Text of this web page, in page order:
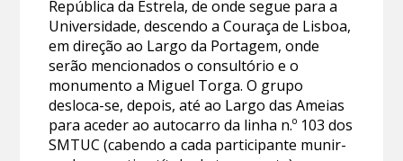
República da Estrela, de onde segue para a
Universidade, descendo a Couraça de Lisboa,
em direção ao Largo da Portagem, onde
serão mencionados o consultório e o
monumento a Miguel Torga. O grupo
desloca-se, depois, até ao Largo das Ameias
para aceder ao autocarro da linha n.º 103 dos
SMTUC (cabendo a cada participante munir-